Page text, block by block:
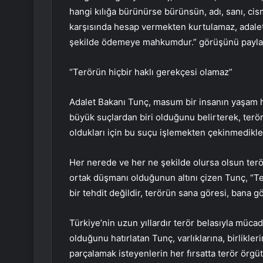
hangi kılığa bürünürse bürünsün, adı, sanı,
karşısında hesap vermekten kurtulamaz,
şekilde ödemeye mahkumdur.” görüşünü
“Terörün hiçbir haklı gerekçesi olamaz”
Adalet Bakanı Tunç, masum bir insanın yaşam
büyük suçlardan biri olduğunu belirterek, terör
oldukları için bu suçu işlemekten
Her nerede ve her ne şekilde olursa olsun
ortak düşmanı olduğunun altını çizen Tunç,
bir tehdit değildir, terörün sana göresi, bana
Türkiye’nin uzun yıllardır terör belasıyla
olduğunu hatırlatan Tunç, varlıklarına,
parçalamak isteyenlerin her fırsatta terör